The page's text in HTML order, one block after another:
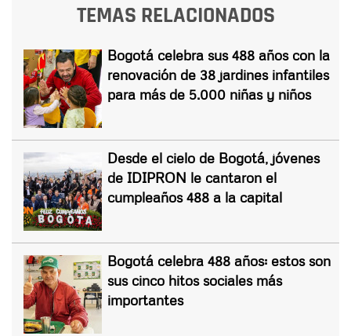
TEMAS RELACIONADOS
Bogotá celebra sus 488 años con la
renovación de 38 jardines infantiles
para más de 5.000 niñas y niños
Desde el cielo de Bogotá, jóvenes
de IDIPRON le cantaron el
cumpleaños 488 a la capital
Bogotá celebra 488 años: estos son
sus cinco hitos sociales más
importantes